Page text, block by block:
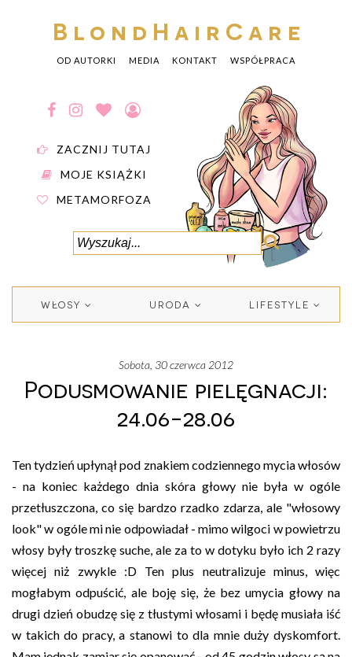
BlondHairCare
OD AUTORKI MEDIA KONTAKT WSPÓŁPRACA
ZACZNIJ TUTAJ
MOJE KSIĄŻKI
METAMORFOZA
WŁOSY URODA LIFESTYLE
sobota, 30 czerwca 2012
Podusmowanie pielęgnacji:
24.06-28.06
Ten tydzień upłynął pod znakiem codziennego mycia włosów
- na koniec każdego dnia skóra głowy nie była w ogóle
przetłuszczona, co się bardzo rzadko zdarza, ale "włosowy
look" w ogóle mi nie odpowiadał - mimo wilgoci w powietrzu
włosy były troszkę suche, ale za to w dotyku było ich 2 razy
więcej niż zwykle :D Ten plus neutralizuje minus, więc
mogłabym odpuścić, ale boję się, że bez umycia głowy na
drugi dzień obudzę się z tłustymi włosami i będę musiała iść
w takich do pracy, a stanowi to dla mnie duży dyskomfort.